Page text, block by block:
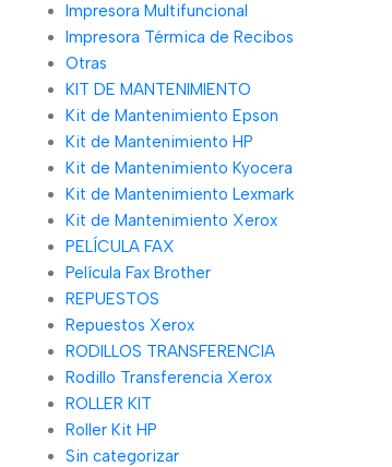
Impresora Multifuncional
Impresora Térmica de Recibos
Otras
KIT DE MANTENIMIENTO
Kit de Mantenimiento Epson
Kit de Mantenimiento HP
Kit de Mantenimiento Kyocera
Kit de Mantenimiento Lexmark
Kit de Mantenimiento Xerox
PELÍCULA FAX
Película Fax Brother
REPUESTOS
Repuestos Xerox
RODILLOS TRANSFERENCIA
Rodillo Transferencia Xerox
ROLLER KIT
Roller Kit HP
Sin categorizar